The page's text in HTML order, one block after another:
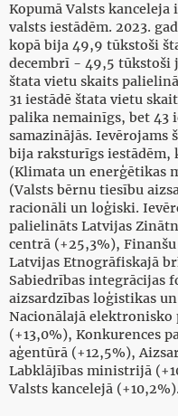
Kopumā Valsts
valsts iestādēm. 2023.
kopā bija 49,9 tūkstoši
decembrī - 49,5 tūkstoši
štata vietu skaits
31 iestādē štata vietu
palika nemainīgs, bet 43
samazinājās. Ievērojams
bija raksturīgs iestādēm,
(Klimata un enerģētikas
(Valsts bērnu tiesību
racionāli un loģiski.
palielināts Latvijas
centrā (+25,3%),
Latvijas Etnogrāfiskajā
Sabiedrības integrācijas
aizsardzības loģistikas
Nacionālajā elektronisko
(+13,0%), Konkurences
aģentūrā (+12,5%),
Labklājības ministrijā
Valsts kancelejā (+10,2%).